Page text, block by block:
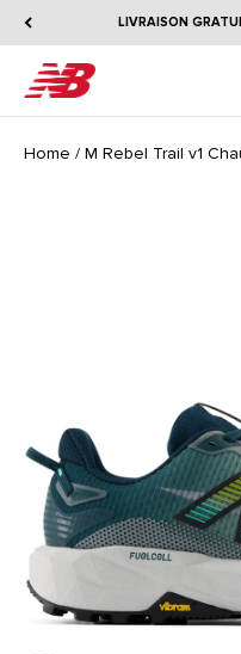
LIVRAISON
New Balance
Home / M Rebel Trail v1